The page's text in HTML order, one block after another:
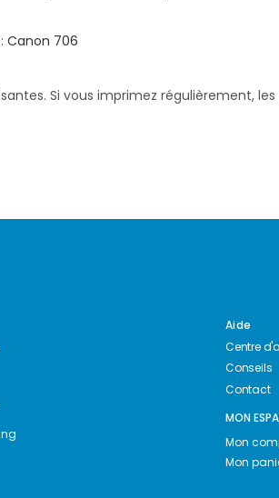
Canon 706
Si vous imprimez régulièrement,
Aide
Centre
Conseils
Contact
MON
Mon
Mon